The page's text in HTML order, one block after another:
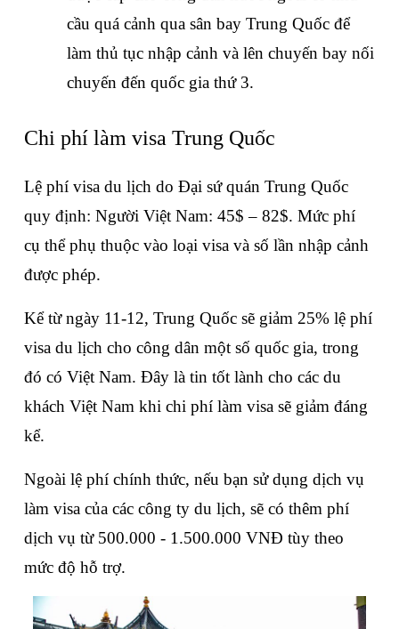
cầu quá cảnh qua sân bay Trung Quốc để
làm thủ tục nhập cảnh và lên chuyến bay nối
chuyến đến quốc gia thứ 3.
Chi phí làm visa Trung Quốc
Lệ phí visa du lịch do Đại sứ quán Trung Quốc
quy định: Người Việt Nam: 45$ – 82$. Mức phí
cụ thể phụ thuộc vào loại visa và số lần nhập cảnh
được phép.
Kể từ ngày 11-12, Trung Quốc sẽ giảm 25% lệ phí
visa du lịch cho công dân một số quốc gia, trong
đó có Việt Nam. Đây là tin tốt lành cho các du
khách Việt Nam khi chi phí làm visa sẽ giảm đáng
kể.
Ngoài lệ phí chính thức, nếu bạn sử dụng dịch vụ
làm visa của các công ty du lịch, sẽ có thêm phí
dịch vụ từ 500.000 - 1.500.000 VNĐ tùy theo
mức độ hỗ trợ.